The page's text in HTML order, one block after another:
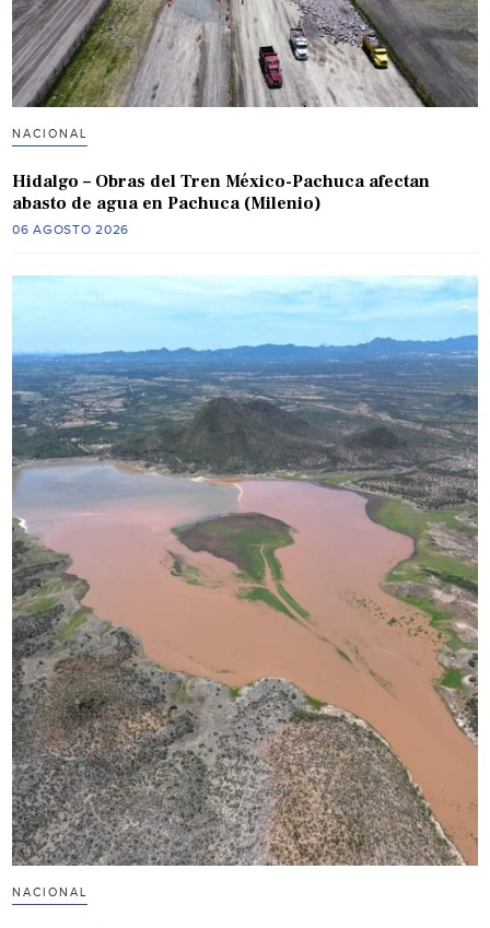
NACIONAL
Hidalgo – Obras del Tren México-Pachuca afectan
abasto de agua en Pachuca (Milenio)
06 AGOSTO 2026
NACIONAL